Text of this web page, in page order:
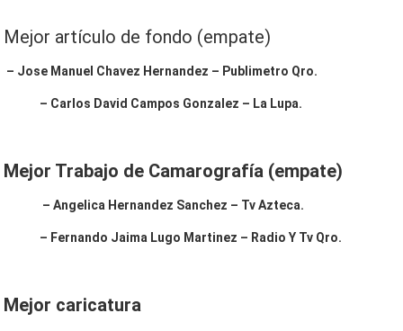
Mejor artículo de fondo (empate)
– Jose Manuel Chavez Hernandez – Publimetro Qro.
– Carlos David Campos Gonzalez – La Lupa.
Mejor Trabajo de Camarografía (empate)
– Angelica Hernandez Sanchez – Tv Azteca.
– Fernando Jaima Lugo Martinez – Radio Y Tv Qro.
Mejor caricatura